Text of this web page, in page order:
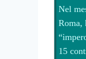
Nel
Roma,
15